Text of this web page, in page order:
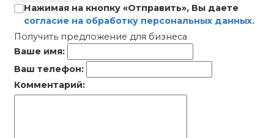
Нажимая на кнопку «Отправить», Вы даете
согласие на обработку персональных данных.
Получить предложение для бизнеса
Ваше имя:
Ваш телефон:
Комментарий: